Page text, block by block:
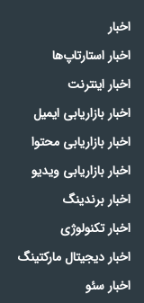
اخبار
اخبار استارتاپ‌ها
اخبار اینترنت
اخبار بازاریابی ایمیل
اخبار بازاریابی محتوا
اخبار بازاریابی ویدیو
اخبار برندینگ
اخبار تکنولوژی
اخبار دیجیتال مارکتینگ
اخبار سئو